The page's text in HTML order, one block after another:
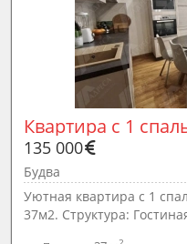
Квартира с 1
135 000
Будва
Уютная квартира с 1
37м2. Структура: